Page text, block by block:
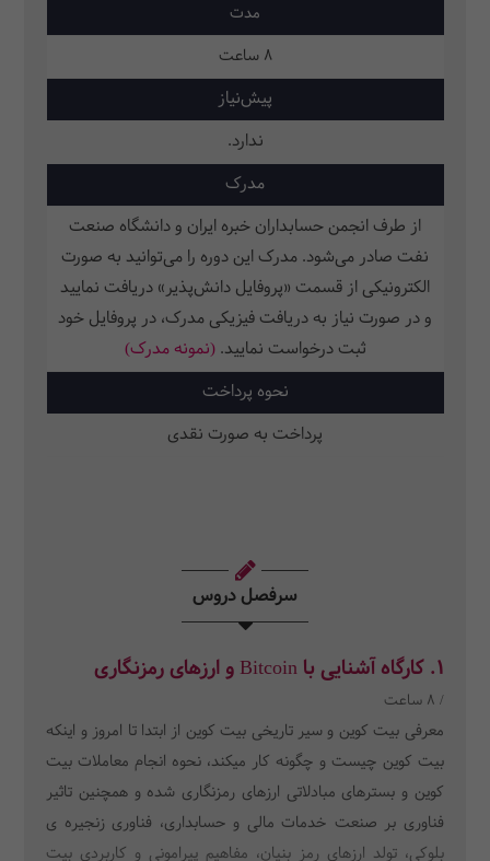
مدت
8 ساعت
پیش‌نیاز
ندارد.
مدرک
از طرف انجمن حسابداران خبره ایران و دانشگاه صنعت
نفت صادر می‌شود. مدرک این دوره را می‌توانید به صورت
الکترونیکی از قسمت «پروفایل دانش‌پذیر» دریافت نمایید
و در صورت نیاز به دریافت فیزیکی مدرک، در پروفایل خود
ثبت‌ درخواست نمایید.(نمونه مدرک)
نحوه پرداخت
پرداخت به صورت نقدی
سرفصل دروس
1. کارگاه آشنایی با Bitcoin و ارزهای رمزنگاری
/ 8 ساعت
معرفی بیت کوین و سیر تاریخی بیت کوین از ابتدا تا امروز و اینکه
بیت کوین چیست و چگونه کار میکند، نحوه انجام معاملات بیت
کوین و بسترهای مبادلاتی ارزهای رمزنگاری شده و همچنین تاثیر
فناوری بر صنعت خدمات مالی و حسابداری، فناوری زنجیره ی
بلوکی، تولد ارزهای رمز بنیان، مفاهیم پیرامونی و کاربردی بیت